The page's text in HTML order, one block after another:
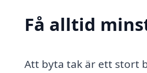
Få alltid
Att byta tak är ett stort